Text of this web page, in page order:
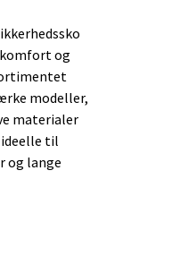
og
modeller,
materialer
til
og lange